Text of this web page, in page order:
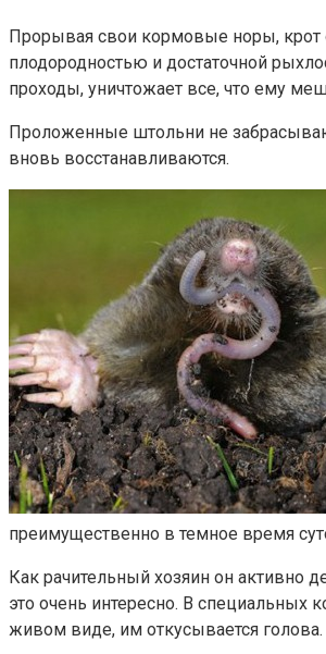
Прорывая свои кормовые норы, крот
плодородностью и достаточной
проходы, уничтожает все, что ему
Проложенные штольни не
вновь восстанавливаются.
преимущественно в темное время
Как рачительный хозяин он активно
это очень интересно. В специальных
живом виде, им откусывается